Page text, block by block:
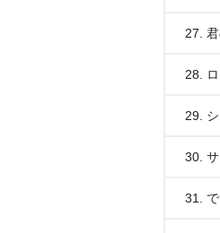
27.
28.
29.
30.
31.